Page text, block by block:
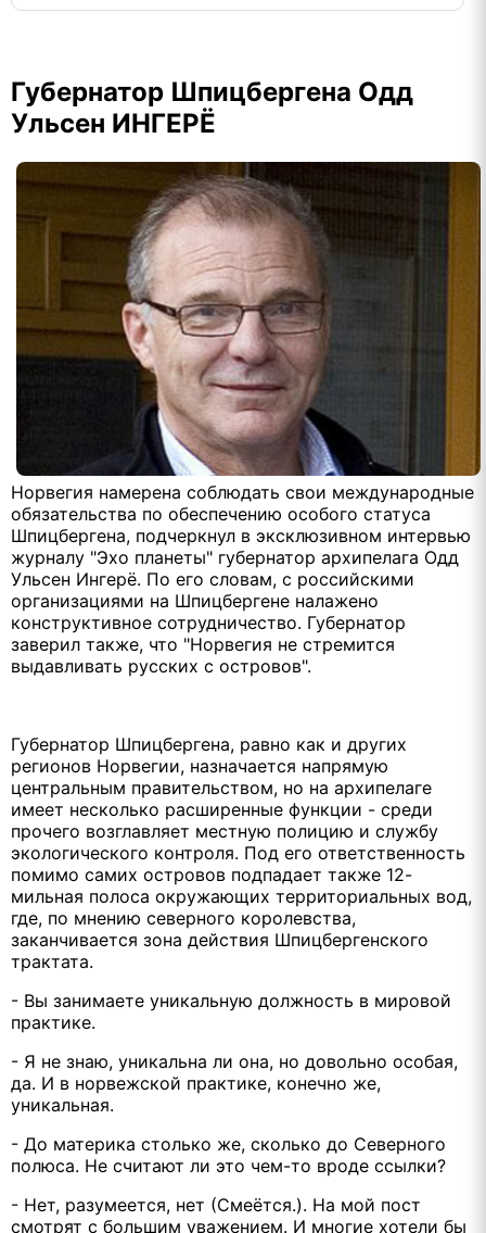
Губернатор Шпицбергена Одд
Ульсен ИНГЕРЁ
Норвегия намерена соблюдать свои международные
обязательства по обеспечению особого статуса
Шпицбергена, подчеркнул в эксклюзивном интервью
журналу "Эхо планеты" губернатор архипелага Одд
Ульсен Ингерё. По его словам, с российскими
организациями на Шпицбергене налажено
конструктивное сотрудничество. Губернатор
заверил также, что "Норвегия не стремится
выдавливать русских с островов".
Губернатор Шпицбергена, равно как и других
регионов Норвегии, назначается напрямую
центральным правительством, но на архипелаге
имеет несколько расширенные функции - среди
прочего возглавляет местную полицию и службу
экологического контроля. Под его ответственность
помимо самих островов подпадает также 12-
мильная полоса окружающих территориальных вод,
где, по мнению северного королевства,
заканчивается зона действия Шпицбергенского
трактата.
- Вы занимаете уникальную должность в мировой
практике.
- Я не знаю, уникальна ли она, но довольно особая,
да. И в норвежской практике, конечно же,
уникальная.
- До материка столько же, сколько до Северного
полюса. Не считают ли это чем-то вроде ссылки?
- Нет, разумеется, нет (Смеётся.). На мой пост
смотрят с большим уважением. И многие хотели бы